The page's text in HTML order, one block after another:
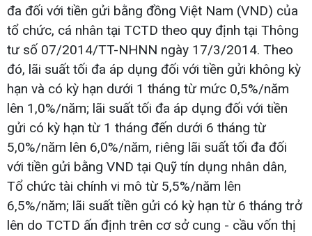
đa đối với tiền gửi bằng đồng Việt Nam (VND) của
tổ chức, cá nhân tại TCTD theo quy định tại Thông
tư số 07/2014/TT-NHNN ngày 17/3/2014. Theo
đó, lãi suất tối đa áp dụng đối với tiền gửi không kỳ
hạn và có kỳ hạn dưới 1 tháng từ mức 0,5%/năm
lên 1,0%/năm; lãi suất tối đa áp dụng đối với tiền
gửi có kỳ hạn từ 1 tháng đến dưới 6 tháng từ
5,0%/năm lên 6,0%/năm, riêng lãi suất tối đa đối
với tiền gửi bằng VND tại Quỹ tín dụng nhân dân,
Tổ chức tài chính vi mô từ 5,5%/năm lên
6,5%/năm; lãi suất tiền gửi có kỳ hạn từ 6 tháng trở
lên do TCTD ấn định trên cơ sở cung - cầu vốn thị